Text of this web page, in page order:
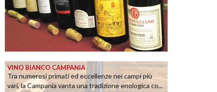
VINO BIANCO CAMPANIA
Tra numerosi primati ed eccellenze nei campi più
vari, la Campania vanta una tradizione enologica co...